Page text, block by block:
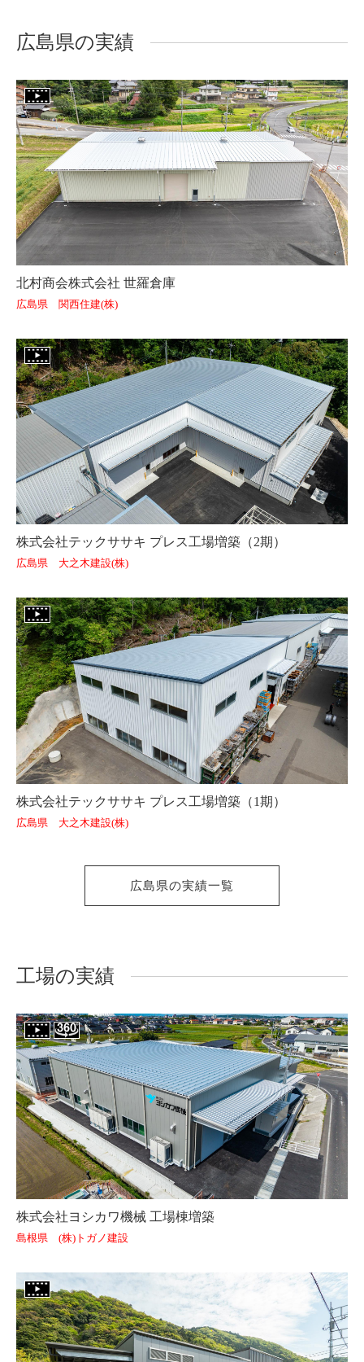
広島県の実績
北村商会株式会社 世羅倉庫
広島県 関西住建(株)
株式会社テックササキ プレス工場増築（2期）
広島県 大之木建設(株)
株式会社テックササキ プレス工場増築（1期）
広島県 大之木建設(株)
広島県の実績一覧
工場の実績
株式会社ヨシカワ機械 工場棟増築
島根県 (株)トガノ建設